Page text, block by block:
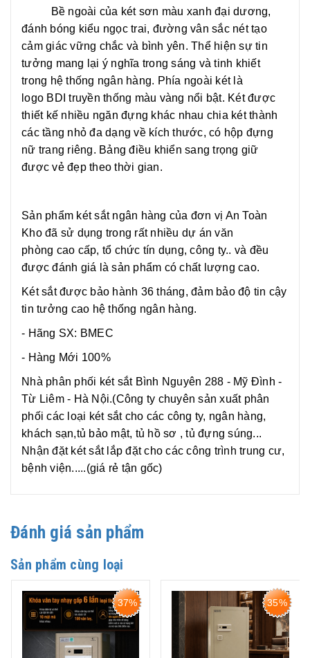
Bề ngoài của két sơn màu xanh đại dương,
đánh bóng kiểu ngọc trai, đường vân sắc nét tạo
cảm giác vững chắc và bình yên. Thể hiện sự tin
tưởng mang lại ý nghĩa trong sáng và tinh khiết
trong hệ thống ngân hàng. Phía ngoài két là
logo BDI truyền thống màu vàng nổi bật. Két được
thiết kế nhiều ngăn đựng khác nhau chia két thành
các tầng nhỏ đa dạng về kích thước, có hộp đựng
nữ trang riêng. Bảng điều khiển sang trọng giữ
được vẻ đẹp theo thời gian.
Sản phẩm két sắt ngân hàng của đơn vị An Toàn
Kho đã sử dụng trong rất nhiều dự án văn
phòng cao cấp, tổ chức tín dụng, công ty.. và đều
được đánh giá là sản phẩm có chất lượng cao.
Két sắt được bảo hành 36 tháng, đảm bảo độ tin cậy
tin tưởng cao hệ thống ngân hàng.
- Hãng SX: BMEC
- Hàng Mới 100%
Nhà phân phối két sắt Bình Nguyên 288 - Mỹ Đình -
Từ Liêm - Hà Nội.(Công ty chuyên sản xuất phân
phối các loại két sắt cho các công ty, ngân hàng,
khách sạn,tủ bảo mật, tủ hồ sơ , tủ đựng súng...
Nhận đặt két sắt lắp đặt cho các công trình trung cư,
bệnh viện.....(giá rẻ tận gốc)
Đánh giá sản phẩm
Sản phẩm cùng loại
37% 35%